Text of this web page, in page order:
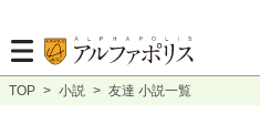
TOP > 小説 > 友達 小説一覧